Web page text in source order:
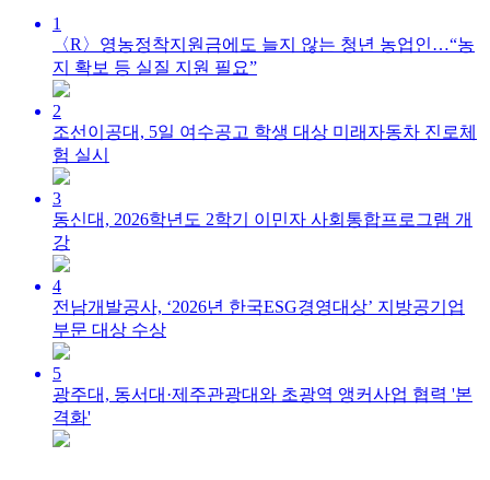
1
〈R〉영농정착지원금에도 늘지 않는 청년 농업인…“농
지 확보 등 실질 지원 필요​​​​​​​”
2
조선이공대, 5일 여수공고 학생 대상 미래자동차 진로체
험 실시
3
동신대, 2026학년도 2학기 이민자 사회통합프로그램 개
강
4
전남개발공사, ‘2026년 한국ESG경영대상’ 지방공기업
부문 대상 수상
5
광주대, 동서대·제주관광대와 초광역 앵커사업 협력 '본
격화'